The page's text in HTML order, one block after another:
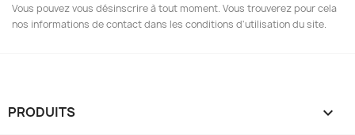
Vous pouvez vous désinscrire à tout moment. Vous trouverez pour cela
nos informations de contact dans les conditions d'utilisation du site.
PRODUITS 